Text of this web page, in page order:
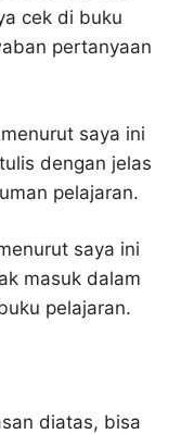
cek di buku
pertanyaan
menurut saya ini
dengan jelas
pelajaran.
saya ini
masuk dalam
pelajaran.
diatas, bisa